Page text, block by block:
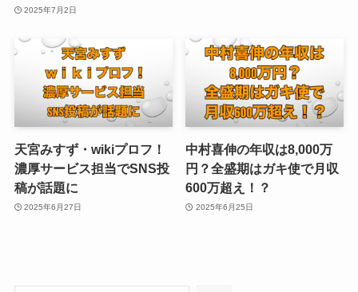
2025年7月2日
天宮みすず・wikiプロフ！
濃厚サービス担当でSNS投
稿が話題に
2025年6月27日
中村喜伸の年収は8,000万
円？全盛期はガキ使で月収
600万超え！？
2025年6月25日